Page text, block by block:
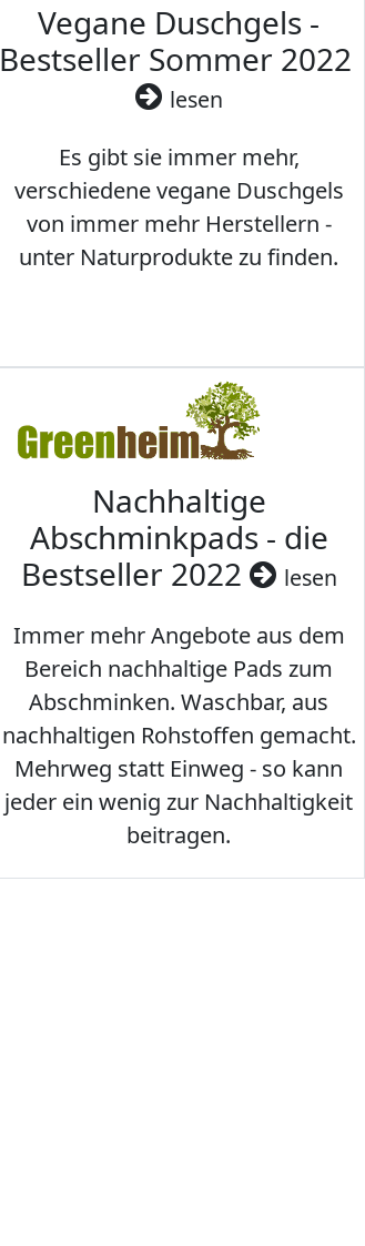
Vegane Duschgels -
Bestseller Sommer 2022
lesen
Es gibt sie immer mehr,
verschiedene vegane Duschgels
von immer mehr Herstellern -
unter Naturprodukte zu finden.
Nachhaltige
Abschminkpads - die
Bestseller 2022
lesen
Immer mehr Angebote aus dem
Bereich nachhaltige Pads zum
Abschminken. Waschbar, aus
nachhaltigen Rohstoffen gemacht.
Mehrweg statt Einweg - so kann
jeder ein wenig zur Nachhaltigkeit
beitragen.